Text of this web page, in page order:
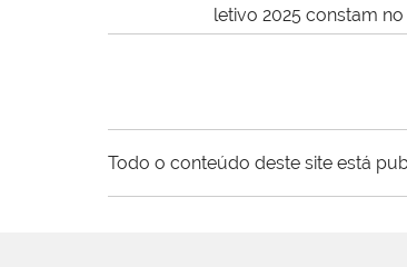
letivo 2025 constam no
Todo o conteúdo deste site está